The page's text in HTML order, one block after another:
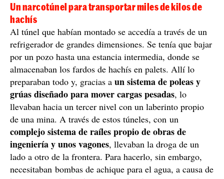
Un narcotúnel para transportar miles de kilos de
hachís
Al túnel que habían montado se accedía a través de un
refrigerador de grandes dimensiones. Se tenía que bajar
por un pozo hasta una estancia intermedia, donde se
almacenaban los fardos de hachís en palets. Allí lo
preparaban todo y, gracias a un sistema de poleas y
grúas diseñado para mover cargas pesadas, lo
llevaban hacia un tercer nivel con un laberinto propio
de una mina. A través de estos túneles, con un
complejo sistema de raíles propio de obras de
ingeniería y unos vagones, llevaban la droga de un
lado a otro de la frontera. Para hacerlo, sin embargo,
necesitaban bombas de achique para el agua, a causa de